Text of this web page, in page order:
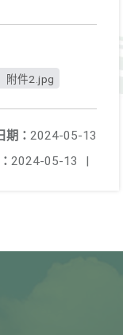
附件2.jpg
期： 2024-05-13
2024-05-13 |